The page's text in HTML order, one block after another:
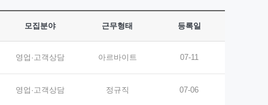
모집분야 근무형태 등록일
영업·고객상담 아르바이트 07-11
영업·고객상담 정규직 07-06